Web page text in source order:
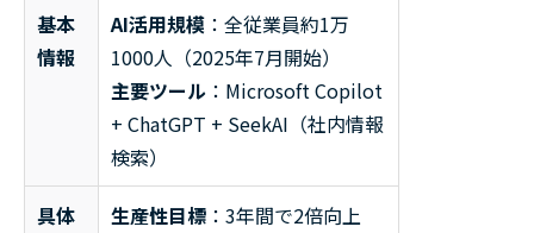
基本
情報
AI活用規模 ：全従業員約1万
1000人（2025年7月開始）
主要ツール ：Microsoft Copilot
+ ChatGPT + SeekAI（社内情報
検索）
具体
生産性目標 ：3年間で2倍向上